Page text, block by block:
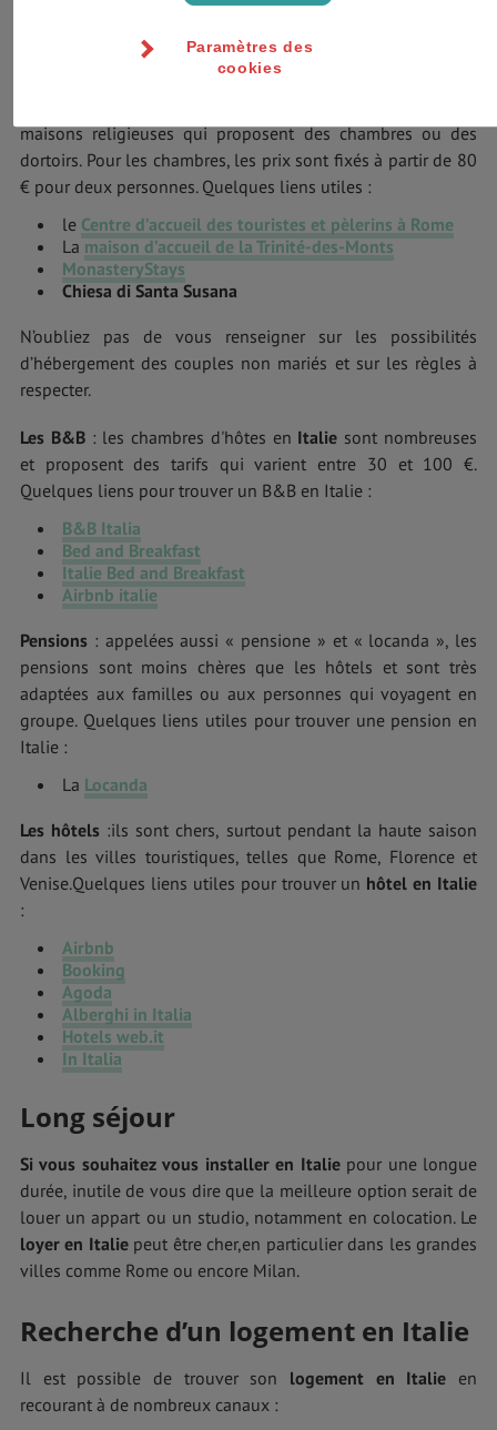
Le logement chez les communautés religieuses
maisons religieuses qui proposent des chambres ou des
dortoirs. Pour les chambres, les prix sont fixés à partir de 80
€ pour deux personnes. Quelques liens utiles :
le Centre d’accueil des touristes et pèlerins à Rome
Lamaison d’accueil de la Trinité-des-Monts
MonasteryStays
Chiesa di Santa Susana
N’oubliez pas de vous renseigner sur les possibilités
d’hébergement des couples non mariés et sur les règles à
respecter.
Les B&B: les chambres d'hôtes en Italie sont nombreuses
et proposent des tarifs qui varient entre 30 et 100 €.
Quelques liens pour trouver un B&B en Italie :
B&B Italia
Bed and Breakfast
Italie Bed and Breakfast
Airbnb italie
Pensions : appelées aussi « pensione » et « locanda », les
pensions sont moins chères que les hôtels et sont très
adaptées aux familles ou aux personnes qui voyagent en
groupe. Quelques liens utiles pour trouver une pension en
Italie :
La Locanda
Les hôtels :ils sont chers, surtout pendant la haute saison
dans les villes touristiques, telles que Rome, Florence et
Venise.Quelques liens utiles pour trouver un hôtel en Italie
:
Airbnb
Booking
Agoda
Alberghi in Italia
Hotels web.it
In Italia
Long séjour
Si vous souhaitez vous installer en Italiepour une longue
durée, inutile de vous dire que la meilleure option serait de
louer un appart ou un studio, notamment en colocation. Le
loyer en Italiepeut être cher,en particulier dans les grandes
villes comme Rome ou encore Milan.
Recherche d’un logement en Italie
Il est possible de trouver son logement en Italie en
recourant à de nombreux canaux :
Paramètres des
cookies